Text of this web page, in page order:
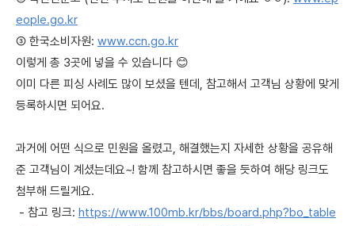
eople.go.kr
③ 한국소비자원: www.ccn.go.kr
이렇게 총 3곳에 넣을 수 있습니다 😊
이미 다른 피싱 사례도 많이 보셨을 텐데, 참고해서 고객님 상황에 맞게
등록하시면 되어요.
과거에 어떤 식으로 민원을 올렸고, 해결했는지 자세한 상황을 공유해
준 고객님이 계셨는데요~! 함께 참고하시면 좋을 듯하여 해당 링크도
첨부해 드릴게요.
- 참고 링크: https://www.100mb.kr/bbs/board.php?bo_table